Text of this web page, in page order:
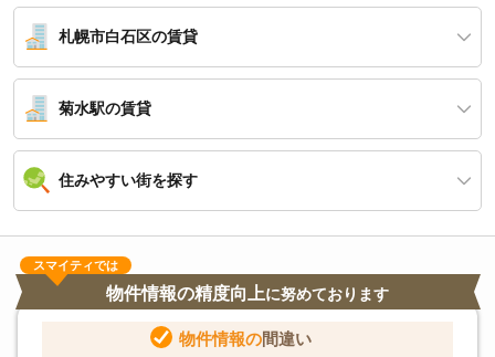
札幌市白石区の賃貸
菊水駅の賃貸
住みやすい街を探す
スマイティでは
物件情報の精度向上に努めております
物件情報の間違い